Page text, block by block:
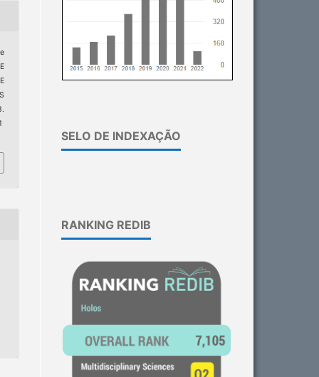
SELO DE INDEXAÇÃO
RANKING REDIB